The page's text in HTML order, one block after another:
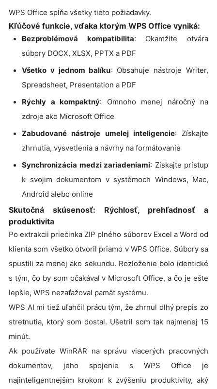
WPS Office spĺňa všetky tieto požiadavky.
Kľúčové funkcie, vďaka ktorým WPS Office vyniká:
Bezproblémová kompatibilita: Okamžite otvára
súbory DOCX, XLSX, PPTX a PDF
Všetko v jednom balíku: Obsahuje nástroje Writer,
Spreadsheet, Presentation a PDF
Rýchly a kompaktný: Omnoho menej náročný na
zdroje ako Microsoft Office
Zabudované nástroje umelej inteligencie: Získajte
zhrnutia, vysvetlenia a návrhy na formátovanie
Synchronizácia medzi zariadeniami: Získajte prístup
k svojim dokumentom v systémoch Windows, Mac,
Android alebo online
Skutočná skúsenosť: Rýchlosť, prehľadnosť a
produktivita
Po extrakcii priečinka ZIP plného súborov Excel a Word od
klienta som všetko otvoril priamo v WPS Office. Súbory sa
spustili za menej ako sekundu. Rozloženie bolo identické
s tým, čo by som očakával v Microsoft Office, a čo je ešte
lepšie, WPS nezaťažoval pamäť systému.
WPS AI mi tiež uľahčil prácu tým, že zhrnul dlhý prepis zo
stretnutia, ktorý som dostal. Ušetril som tak najmenej 15
minút.
Ak používate WinRAR na správu viacerých pracovných
dokumentov, jeho spojenie s WPS Office je
najinteligentnejším krokom k zvýšeniu produktivity, aký